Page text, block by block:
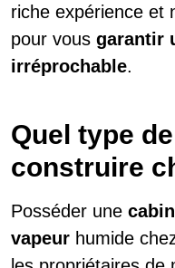
riche expérience et
pour vous garantir
irréprochable.
Quel type
construire
Posséder une
vapeur humide